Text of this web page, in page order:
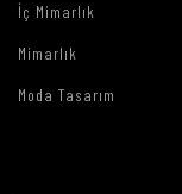
İç Mimarlık
Mimarlık
Moda Tasarım